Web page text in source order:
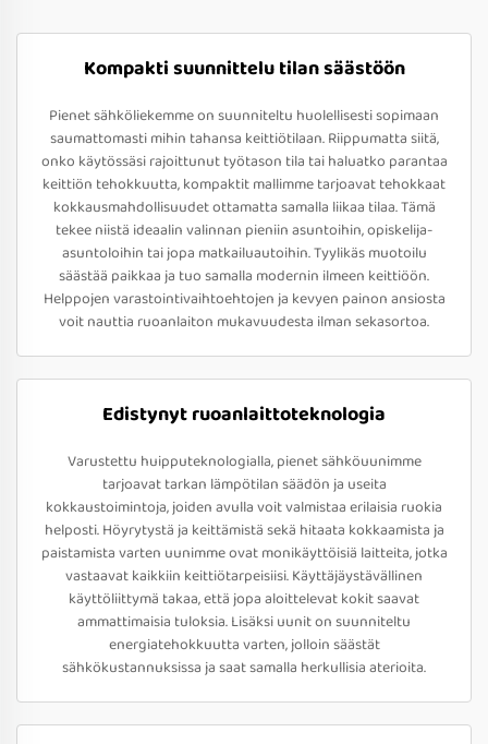
Kompakti suunnittelu tilan säästöön
Pienet sähköliekemme on suunniteltu huolellisesti sopimaan
saumattomasti mihin tahansa keittiötilaan. Riippumatta siitä,
onko käytössäsi rajoittunut työtason tila tai haluatko parantaa
keittiön tehokkuutta, kompaktit mallimme tarjoavat tehokkaat
kokkausmahdollisuudet ottamatta samalla liikaa tilaa. Tämä
tekee niistä ideaalin valinnan pieniin asuntoihin, opiskelija-
asuntoloihin tai jopa matkailuautoihin. Tyylikäs muotoilu
säästää paikkaa ja tuo samalla modernin ilmeen keittiöön.
Helppojen varastointivaihtoehtojen ja kevyen painon ansiosta
voit nauttia ruoanlaiton mukavuudesta ilman sekasortoa.
Edistynyt ruoanlaittoteknologia
Varustettu huipputeknologialla, pienet sähköuunimme
tarjoavat tarkan lämpötilan säädön ja useita
kokkaustoimintoja, joiden avulla voit valmistaa erilaisia ruokia
helposti. Höyrytystä ja keittämistä sekä hitaata kokkaamista ja
paistamista varten uunimme ovat monikäyttöisiä laitteita, jotka
vastaavat kaikkiin keittiötarpeisiisi. Käyttäjäystävällinen
käyttöliittymä takaa, että jopa aloittelevat kokit saavat
ammattimaisia tuloksia. Lisäksi uunit on suunniteltu
energiatehokkuutta varten, jolloin säästät
sähkökustannuksissa ja saat samalla herkullisia aterioita.